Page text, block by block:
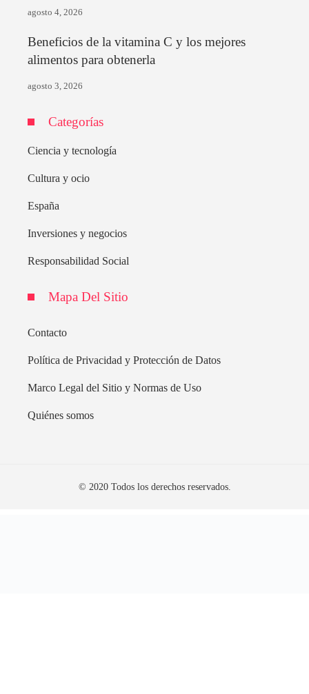
agosto 4, 2026
Beneficios de la vitamina C y los mejores
alimentos para obtenerla
agosto 3, 2026
Categorías
Ciencia y tecnología
Cultura y ocio
España
Inversiones y negocios
Responsabilidad Social
Mapa Del Sitio
Contacto
Política de Privacidad y Protección de Datos
Marco Legal del Sitio y Normas de Uso
Quiénes somos
© 2020 Todos los derechos reservados.